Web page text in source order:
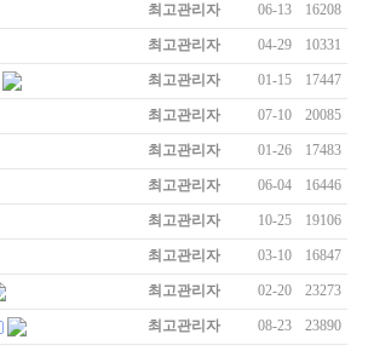
최고관리자 06-13 16208
최고관리자 04-29 10331
최고관리자 01-15 17447
최고관리자 07-10 20085
최고관리자 01-26 17483
최고관리자 06-04 16446
최고관리자 10-25 19106
최고관리자 03-10 16847
최고관리자 02-20 23273
최고관리자 08-23 23890